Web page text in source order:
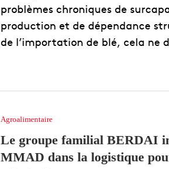
problèmes chroniques de
production et de dépendance
de l’importation de blé, cela ne
Agroalimentaire
Le groupe familial BERDAI
MMAD dans la logistique